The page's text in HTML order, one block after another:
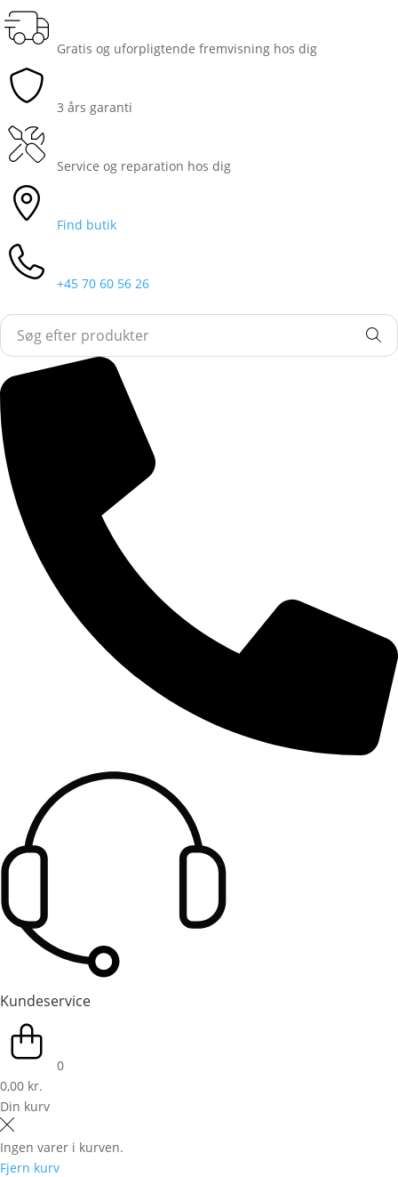
Gratis og uforpligtende fremvisning hos dig
3 års garanti
Service og reparation hos dig
Find butik
+45 70 60 56 26
Kundeservice
0
0,00 kr.
Din kurv
Ingen varer i kurven.
Fjern kurv